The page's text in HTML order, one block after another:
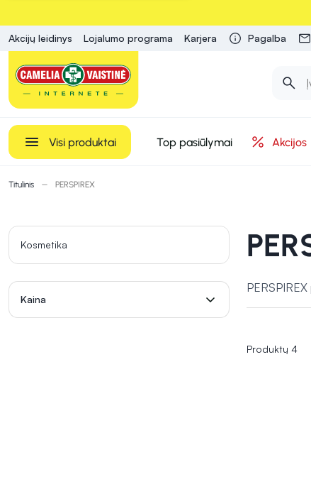
Akcijų leidinys Lojalumo programa Karjera Pagalba
Visi produktai Top pasiūlymai Akcijos
Titulinis PERSPIREX
Kosmetika
Kaina
Produktų 4